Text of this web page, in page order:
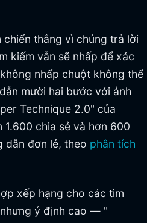
thắng vì chúng trả lời
kiếm vẫn sẽ nhấp để xác
nhấp chuột không thể
mười hai bước với ảnh
Technique 2.0" của
chia sẻ và hơn 600
dẫn đơn lẻ, theo phân tích
xếp hạng cho các tìm
ý định cao — "